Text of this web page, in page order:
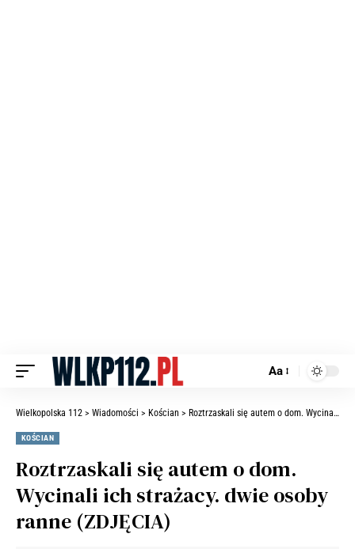
Aa
Wielkopolska 112 > Wiadomości > Kościan > Roztrzaskali się autem o dom. Wycinali ich strażacy. dwie osoby ranne (ZDJĘCIA)
KOŚCIAN
Roztrzaskali się autem o dom.
Wycinali ich strażacy. dwie osoby
ranne (ZDJĘCIA)